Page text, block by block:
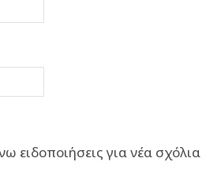
ειδοποιήσεις για νέα σχόλια